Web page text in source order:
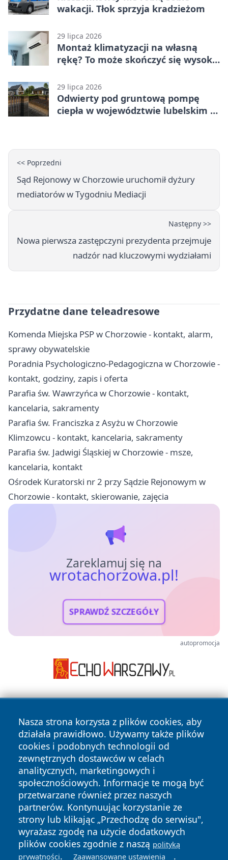
wakacji. Tłok sprzyja kradzieżom
29 lipca 2026
Montaż klimatyzacji na własną
rękę? To może skończyć się wysoką
29 lipca 2026
Odwierty pod gruntową pompę
ciepła w województwie lubelskim -
<< Poprzedni
Sąd Rejonowy w Chorzowie uruchomił dyżury
mediatorów w Tygodniu Mediacji
Następny >>
Nowa pierwsza zastępczyni prezydenta przejmuje
nadzór nad kluczowymi wydziałami
Przydatne dane teleadresowe
Komenda Miejska PSP w Chorzowie - kontakt, alarm,
sprawy obywatelskie
Poradnia Psychologiczno-Pedagogiczna w Chorzowie -
kontakt, godziny, zapis i oferta
Parafia św. Wawrzyńca w Chorzowie - kontakt,
kancelaria, sakramenty
Parafia św. Franciszka z Asyżu w Chorzowie
Klimzowcu - kontakt, kancelaria, sakramenty
Parafia św. Jadwigi Śląskiej w Chorzowie - msze,
kancelaria, kontakt
Ośrodek Kuratorski nr 2 przy Sądzie Rejonowym w
Chorzowie - kontakt, skierowanie, zajęcia
Zareklamuj się na
wrotachorzowa.pl!
SPRAWDŹ SZCZEGÓŁY
autopromocja
Nasza strona korzysta z plików cookies, aby
działała prawidłowo. Używamy także plików
cookies i podobnych technologii od
zewnętrznych dostawców w celach
analitycznych, marketingowych i
społecznościowych. Informacje te mogą być
przetwarzane również przez naszych
partnerów. Kontynuując korzystanie ze
strony lub klikając „Przechodzę do serwisu",
wyrażasz zgodę na użycie dodatkowych
plików cookies zgodnie z naszą polityką
prywatności. Zaawansowane ustawienia .
Copyright © 2026 wrotachorzowa.pl Wszystkie prawa
zastrzeżone.
News Autorzy
Polityka
Prywatności
Polityka
Cookies